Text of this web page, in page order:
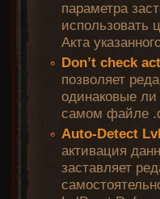
параметра
использовать
Акта
Don’t check act
позволяет
одинаковые
самом файле
Auto-Detect
активация
заставляет